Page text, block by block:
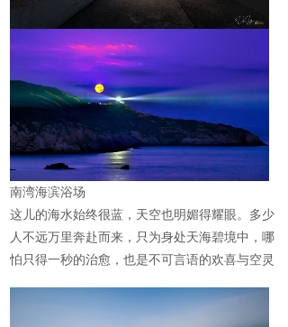
南湾海滨浴场
这儿的海水始终很蓝，天空也明媚得耀眼。多少
人不远万里奔赴而来，只为身处天海碧境中，哪
怕只得一秒的治愈，也是不可言语的欢喜与空灵